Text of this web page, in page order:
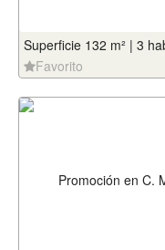
Superficie 132 m² | 3
Favorito